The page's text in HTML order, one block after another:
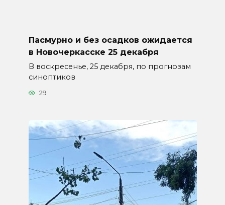
Пасмурно и без осадков ожидается
в Новочеркасске 25 декабря
В воскресенье, 25 декабря, по прогнозам
синоптиков
29